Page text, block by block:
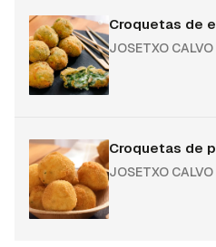
Croquetas de
JOSETXO CALVO
Croquetas de
JOSETXO CALVO